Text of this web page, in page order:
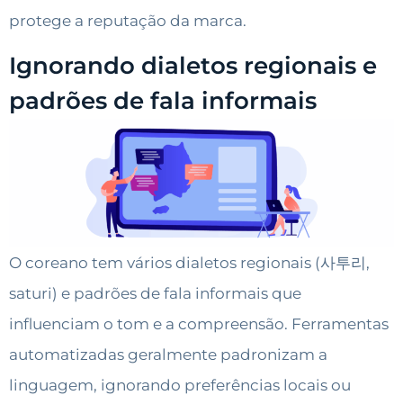
protege a reputação da marca.
Ignorando dialetos regionais e
padrões de fala informais
O coreano tem vários dialetos regionais (사투리,
saturi) e padrões de fala informais que
influenciam o tom e a compreensão. Ferramentas
automatizadas geralmente padronizam a
linguagem, ignorando preferências locais ou